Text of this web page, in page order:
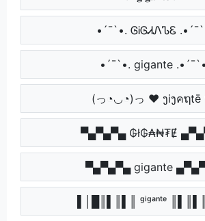
•´¯`•. ᎶᎥᎶᏗᏁᏖᏋ
•´¯`•. gigante .•´¯`•
(っ◔◡◔)っ ♥ ງiງคຖ
▀▄▀▄▀▄ ₲ł₲₳₦₮Ɇ
▀▄▀▄▀▄ gigante
▌│█║▌║▌║ ᵍⁱᵍᵃⁿᵗᵉ